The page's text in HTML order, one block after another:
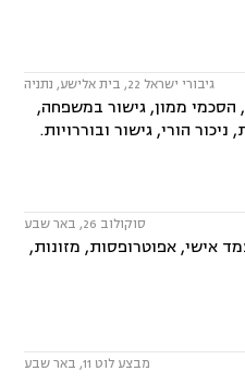
גיבורי ישראל 22, בית אלישע, נתניה
הסכמי ממון, גישור במשפחה,
הורי, גישור ובוררויות.
סוקולוב 26, באר שבע
אישי, אפוטרופסות, מזונות,
מבצע לוט 11, באר שבע